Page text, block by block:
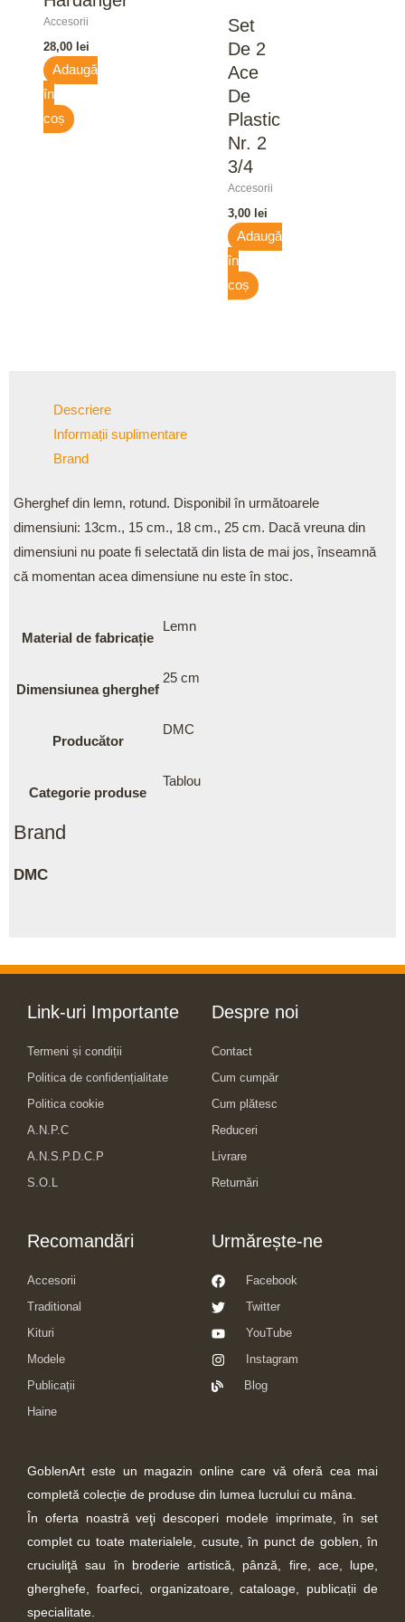
Accesorii
28,00 lei
Adaugă
în
coș
Set
De 2
Ace
De
Plastic
Nr. 2
3/4
Accesorii
3,00 lei
Adaugă
în
coș
Descriere
Informații suplimentare
Brand
Gherghef din lemn, rotund. Disponibil în următoarele
dimensiuni: 13cm., 15 cm., 18 cm., 25 cm. Dacă vreuna din
dimensiuni nu poate fi selectată din lista de mai jos, înseamnă
că momentan acea dimensiune nu este în stoc.
Material de fabricație
Lemn
Dimensiunea gherghef
25 cm
Producător
DMC
Categorie produse
Tablou
Brand
DMC
Link-uri Importante
Termeni și condiții
Politica de confidențialitate
Politica cookie
A.N.P.C
A.N.S.P.D.C.P
S.O.L
Despre noi
Contact
Cum cumpăr
Cum plătesc
Reduceri
Livrare
Returnări
Recomandări
Accesorii
Traditional
Kituri
Modele
Publicații
Haine
Urmărește-ne
Facebook
Twitter
YouTube
Instagram
Blog
GoblenArt este un magazin online care vă oferă cea mai
completă colecție de produse din lumea lucrului cu mâna.
În oferta noastră veţi descoperi modele imprimate, în set
complet cu toate materialele, cusute, în punct de goblen, în
cruciuliţă sau în broderie artistică, pânză, fire, ace, lupe,
gherghefe, foarfeci, organizatoare, cataloage, publicații de
specialitate.